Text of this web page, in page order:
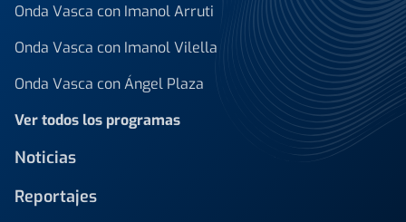
Onda Vasca con Imanol Arruti
Onda Vasca con Imanol Vilella
Onda Vasca con Ángel Plaza
Ver todos los programas
Noticias
Reportajes